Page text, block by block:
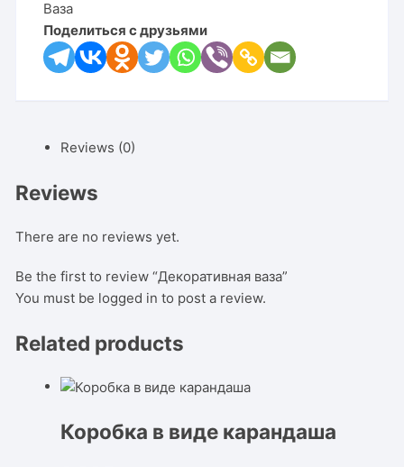
Ваза
Поделиться с друзьями
Reviews (0)
Reviews
There are no reviews yet.
Be the first to review “Декоративная ваза”
You must be logged in to post a review.
Related products
Коробка в виде карандаша